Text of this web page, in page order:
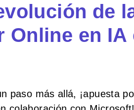
de
Online en IA
paso más allá, ¡apuesta